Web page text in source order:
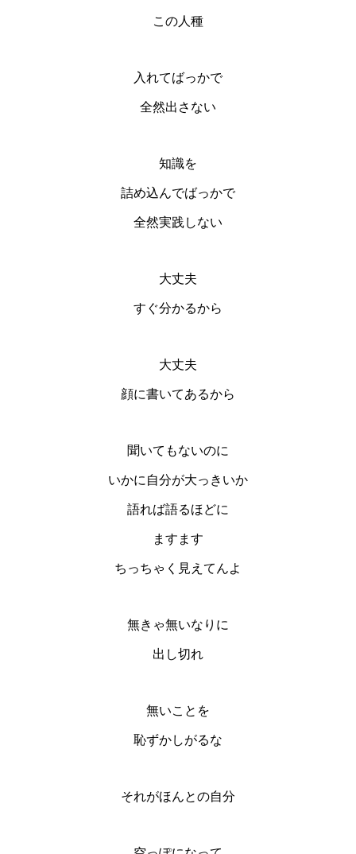
この人種
入れてばっかで
全然出さない
知識を
詰め込んでばっかで
全然実践しない
大丈夫
すぐ分かるから
大丈夫
顔に書いてあるから
聞いてもないのに
いかに自分が大っきいか
語れば語るほどに
ますます
ちっちゃく見えてんよ
無きゃ無いなりに
出し切れ
無いことを
恥ずかしがるな
それがほんとの自分